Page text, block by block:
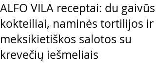
ALFO VILA receptai: du gaivūs
kokteiliai, naminės tortilijos ir
meksikietiškos salotos su
krevečių iešmeliais